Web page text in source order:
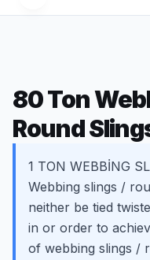
80 Ton
Round
1 TON WEBBİNG
Webbing slings /
neither be tied
in or order to
of webbing slings /